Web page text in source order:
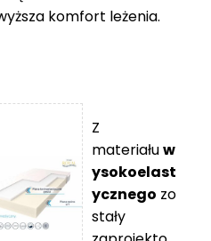
komfort leżenia.
Z
materiałuw
ysokoelast
ycznego zo
stały